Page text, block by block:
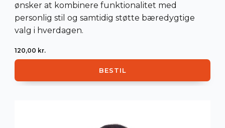
ønsker at kombinere funktionalitet med
personlig stil og samtidig støtte bæredygtige
valg i hverdagen.
120,00 kr.
BESTIL